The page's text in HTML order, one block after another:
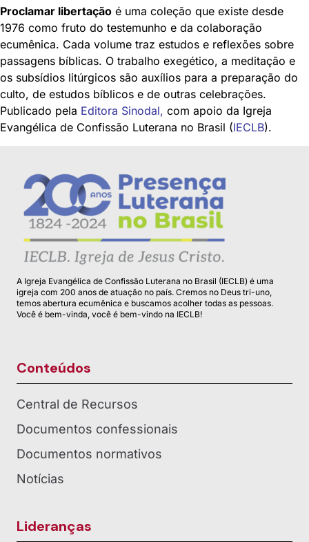
Proclamar libertação é uma coleção que existe desde
1976 como fruto do testemunho e da colaboração
ecumênica. Cada volume traz estudos e reflexões sobre
passagens bíblicas. O trabalho exegético, a meditação e
os subsídios litúrgicos são auxílios para a preparação do
culto, de estudos bíblicos e de outras celebrações.
Publicado pela Editora Sinodal, com apoio da Igreja
Evangélica de Confissão Luterana no Brasil (IECLB).
A Igreja Evangélica de Confissão Luterana no Brasil (IECLB) é uma
igreja com 200 anos de atuação no país. Cremos no Deus tri-uno,
temos abertura ecumênica e buscamos acolher todas as pessoas.
Você é bem-vinda, você é bem-vindo na IECLB!
Conteúdos
Central de Recursos
Documentos confessionais
Documentos normativos
Notícias
Lideranças